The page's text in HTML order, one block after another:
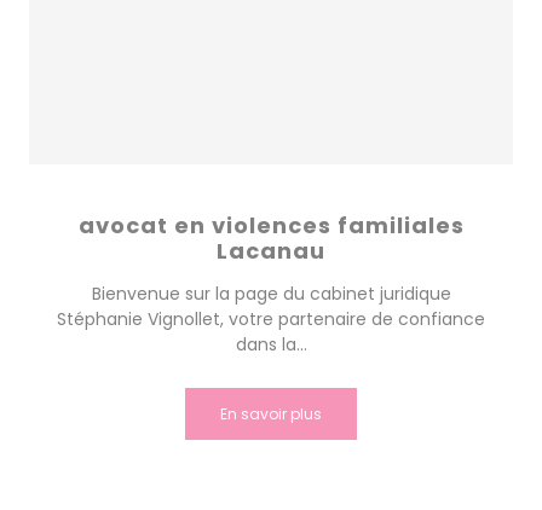
avocat en violences familiales
Lacanau
Bienvenue sur la page du cabinet juridique
Stéphanie Vignollet, votre partenaire de confiance
dans la...
En savoir plus